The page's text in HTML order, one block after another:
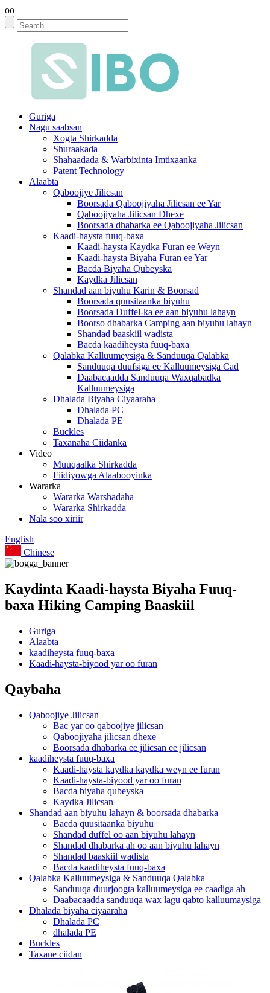
oo
Guriga
Nagu saabsan
Xogta Shirkadda
Shuraakada
Shahaadada & Warbixinta Imtixaanka
Patent Technology
Alaabta
Qaboojiye Jilicsan
Boorsada Qaboojiyaha Jilicsan ee Yar
Qaboojiyaha Jilicsan Dhexe
Boorsada dhabarka ee Qaboojiyaha Jilicsan
Kaadi-haysta fuuq-baxa
Kaadi-haysta Kaydka Furan ee Weyn
Kaadi-haysta Biyaha Furan ee Yar
Bacda Biyaha Qubeyska
Kaydka Jilicsan
Shandad aan biyuhu Karin & Boorsad
Boorsada quusitaanka biyuhu
Boorsada Duffel-ka ee aan biyuhu lahayn
Boorso dhabarka Camping aan biyuhu lahayn
Shandad baaskiil wadista
Bacda kaadiheysta fuuq-baxa
Qalabka Kalluumeysiga & Sanduuqa Qalabka
Sanduuqa duufsiga ee Kalluumeysiga Cad
Daabacaadda Sanduuqa Waxqabadka
Kalluumeysiga
Dhalada Biyaha Ciyaaraha
Dhalada PC
Dhalada PE
Buckles
Taxanaha Ciidanka
Video
Muuqaalka Shirkadda
Fiidiyowga Alaabooyinka
Wararka
Wararka Warshadaha
Wararka Shirkadda
Nala soo xiriir
English
Chinese
Kaydinta Kaadi-haysta Biyaha Fuuq-
baxa Hiking Camping Baaskiil
Guriga
Alaabta
kaadiheysta fuuq-baxa
Kaadi-haysta-biyood yar oo furan
Qaybaha
Qaboojiye Jilicsan
Bac yar oo qaboojiye jilicsan
Qaboojiyaha jilicsan dhexe
Boorsada dhabarka ee jilicsan ee jilicsan
kaadiheysta fuuq-baxa
Kaadi-haysta kaydka kaydka weyn ee furan
Kaadi-haysta-biyood yar oo furan
Bacda biyaha qubeyska
Kaydka Jilicsan
Shandad aan biyuhu lahayn & boorsada dhabarka
Bacda quusitaanka biyuhu
Shandad duffel oo aan biyuhu lahayn
Shandad dhabarka ah oo aan biyuhu lahayn
Shandad baaskiil wadista
Bacda kaadiheysta fuuq-baxa
Qalabka Kalluumeysiga & Sanduuqa Qalabka
Sanduuqa duurjoogta kalluumeysiga ee caadiga ah
Daabacaadda sanduuqa wax lagu qabto kalluumaysiga
Dhalada biyaha ciyaaraha
Dhalada PC
dhalada PE
Buckles
Taxane ciidan